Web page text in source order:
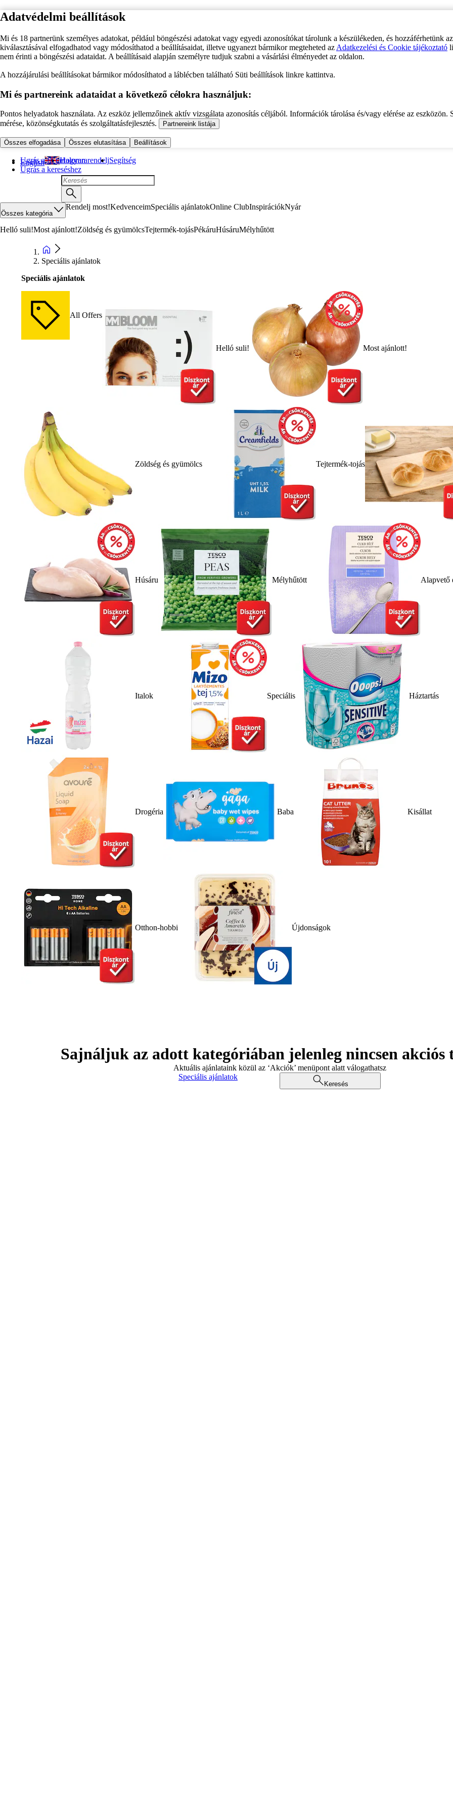
Adatvédelmi beállítások
Mi és 18 partnerünk személyes adatokat, például böngészési adatokat vagy egyedi azonosítókat tárolunk a készülékeden, és hozzáférhetünk
kiválasztásával elfogadhatod vagy módosíthatod a beállításaidat, illetve ugyanezt bármikor megteheted az Adatkezelési és Cookie tájékoztató
nem érinti a böngészési adataidat. A beállításaid alapján személyre tudjuk szabni a vásárlási élményedet az oldalon.
A hozzájárulási beállításokat bármikor módosíthatod a láblécben található Süti beállítások linkre kattintva.
Mi és partnereink adataidat a következő célokra használjuk:
Pontos helyadatok használata. Az eszköz jellemzőinek aktív vizsgálata azonosítás céljából. Információk tárolása és/vagy elérése az eszközön.
mérése, közönségkutatás és szolgáltatásfejlesztés.
Partnereink listája
Összes elfogadása Összes elutasítása Beállítások
Ugrás a fő tartalomra
Ugrás a kereséshez
English Hogyan rendeljSegítség
Összes kategória
Rendelj most!KedvenceimSpeciális ajánlatokOnline ClubInspirációkNyár
Helló suli!Most ajánlott!Zöldség és gyümölcsTejtermék-tojásPékáruHúsáruMélyhűtött
Speciális ajánlatok
Speciális ajánlatok
All Offers
Helló suli! Most ajánlott!
Zöldség és gyümölcs Tejtermék-tojás
Húsáru Mélyhűtött Alapvető
Italok Speciális Háztartás
Drogéria Baba Kisállat
Otthon-hobbi Újdonságok
Sajnáljuk az adott kategóriában jelenleg nincsen akciós
Aktuális ajánlataink közül az ‘Akciók’ menüpont alatt válogathatsz
Speciális ajánlatok
Keresés